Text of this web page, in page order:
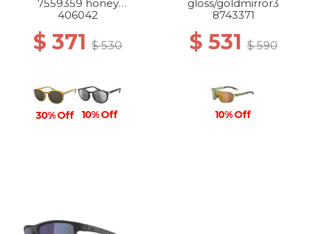
7559359 honey
yellow/brown eco
406042
$ 371 $ 530
30% Off 10% Off
gloss/goldmirror3
8743371
$ 531$ 590
10% Off